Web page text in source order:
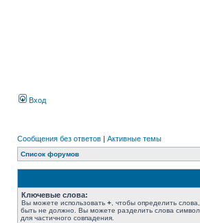
Вход
Сообщения без ответов | Активные темы
Список форумов
Ключевые слова:
Вы можете использовать + , чтобы определить
быть не должно. Вы можете разделить слова
для частичного совпадения.